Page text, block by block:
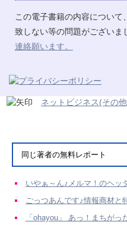
この電子書籍の内容につい
致しない等の問題がございま
連絡願います。
ネットビジネス(その
同じ著者の無料レポート
いやぁ～ん♪メルマ！のヘッ
ごっつあんです♪情報商材と
「ohayou」 あっ！まちがっ